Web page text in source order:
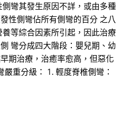
彎其發生原因不詳，或由多種
性側彎佔所有側彎的百分 之八
等綜合因素所引起，因此治療
彎分成四大階段：嬰兒期、幼
期治療，治癒率愈高，但惡化
重分級： 1. 輕度脊椎側彎：